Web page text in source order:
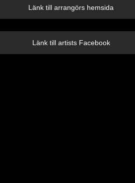
Länk till arrangörs hemsida
Länk till artists Facebook